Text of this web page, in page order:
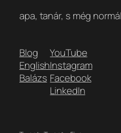
apa, tanár, s még
Blog
English
Balázs
YouTube
Instagram
Facebook
LinkedIn